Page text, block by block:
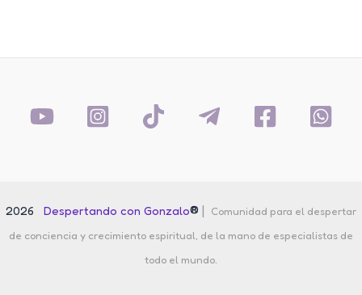
2026 Despertando con Gonzalo® |
Comunidad para el despertar
de conciencia y crecimiento espiritual, de la mano de especialistas de
todo el mundo.